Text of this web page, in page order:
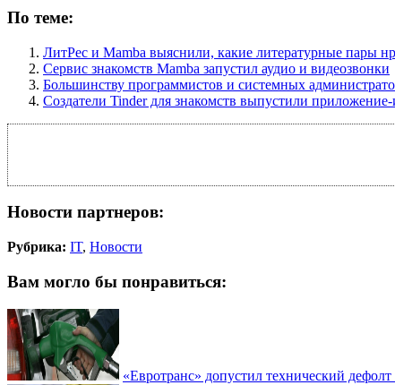
По теме:
ЛитРес и Mamba выяснили, какие литературные пары
Сервис знакомств Mamba запустил аудио и видеозвонки
Большинству программистов и системных
Создатели Tinder для знакомств выпустили
Новости партнеров:
Рубрика: IT, Новости
Вам могло бы понравиться:
«Евротранс» допустил технический